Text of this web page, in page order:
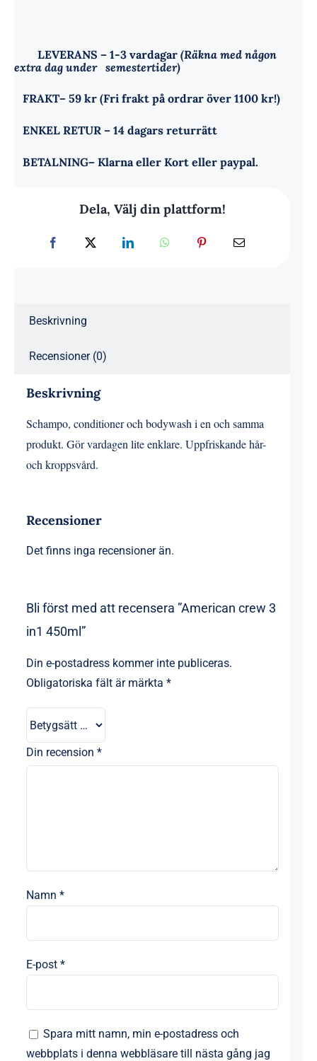
LEVERANS – 1-3 vardagar (Räkna med någon
extra dag under semestertider)
FRAKT– 59 kr (Fri frakt på ordrar över 1100 kr!)
ENKEL RETUR – 14 dagars returrätt
BETALNING– Klarna eller Kort eller paypal.
Dela, Välj din plattform!
Beskrivning
Recensioner (0)
Beskrivning
Schampo, conditioner och bodywash i en och samma
produkt. Gör vardagen lite enklare. Uppfriskande hår-
och kroppsvård.
Recensioner
Det finns inga recensioner än.
Bli först med att recensera ”American crew 3
in1 450ml”
Din e-postadress kommer inte publiceras.
Obligatoriska fält är märkta *
Din recension *
Namn *
E-post *
Spara mitt namn, min e-postadress och
webbplats i denna webbläsare till nästa gång jag